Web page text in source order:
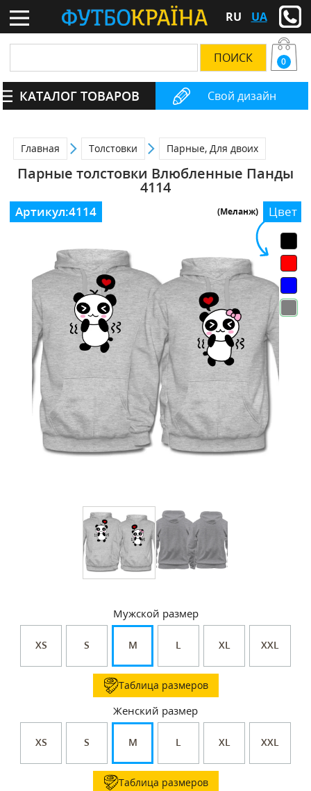
RU UA
Свой дизайн
0
КАТАЛОГ ТОВАРОВ
Главная Толстовки Парные, Для двоих
Парные толстовки Влюбленные Панды
4114
Цвет
(Меланж)
Мужской размер
XS S M L XL XXL
Таблица размеров
Женский размер
XS S M L XL XXL
Таблица размеров
Артикул:4114